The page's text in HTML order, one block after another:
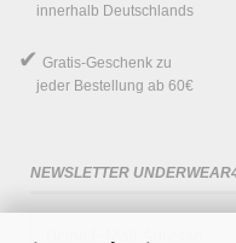
innerhalb Deutschlands
✔ Gratis-Geschenk zu
jeder Bestellung ab 60€
NEWSLETTER